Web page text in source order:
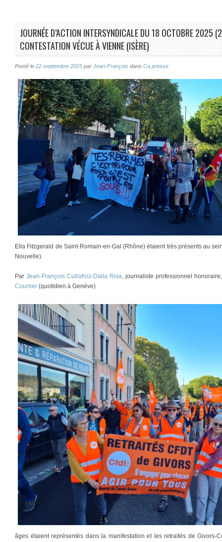
JOURNÉE D’ACTION INTERSYNDICALE DU 18 OCTOBRE 2025
CONTESTATION VÉCUE À VIENNE (ISÈRE)
Posté le 22 septembre 2025 par Jean-François dans Ca presse
Ella Fitzgerald de Saint-Romain-en-Gal (Rhône) étaient très présents au
Nouvelle).
Par Jean-François Cullafroz-Dalla Riva, journaliste professionnel
Courrier (quotidien à Genève)
âges étaient représentés dans la manifestation et les retraités de Givors-